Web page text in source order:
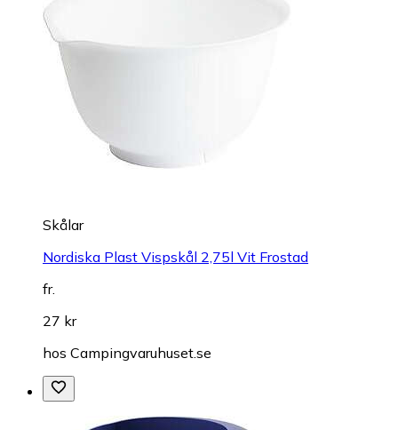
Skålar
Nordiska Plast Vispskål 2,75l Vit Frostad
fr.
27 kr
hos Campingvaruhuset.se